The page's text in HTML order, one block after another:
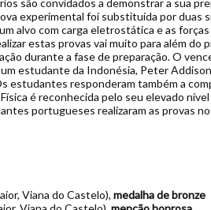
são convidados a demonstrar a sua
experimental foi substituída por duas
alvo com carga eletrostática e as
estas provas vai muito para além do
durante a fase de preparação. O
estudante da Indonésia, Peter
estudantes responderam também a
é reconhecida pelo seu elevado
portugueses realizaram as provas
Viana do Castelo), medalha de bronze